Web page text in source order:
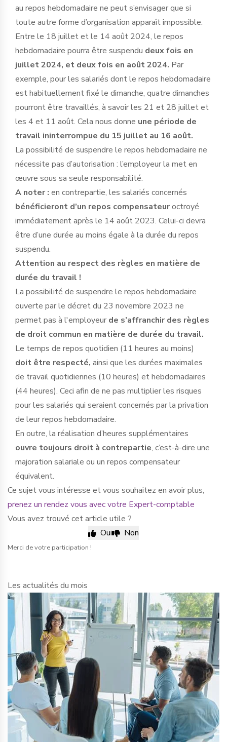
au repos hebdomadaire ne peut s’envisager que si
toute autre forme d’organisation apparaît impossible.
Entre le 18 juillet et le 14 août 2024, le repos
hebdomadaire pourra être suspendu deux fois en
juillet 2024, et deux fois en août 2024. Par
exemple, pour les salariés dont le repos hebdomadaire
est habituellement fixé le dimanche, quatre dimanches
pourront être travaillés, à savoir les 21 et 28 juillet et
les 4 et 11 août. Cela nous donne une période de
travail ininterrompue du 15 juillet au 16 août.
La possibilité de suspendre le repos hebdomadaire ne
nécessite pas d’autorisation : l’employeur la met en
œuvre sous sa seule responsabilité.
A noter : en contrepartie, les salariés concernés
bénéficieront d’un repos compensateuroctroyé
immédiatement après le 14 août 2023. Celui-ci devra
être d’une durée au moins égale à la durée du repos
suspendu.
Attention au respect des règles en matière de
durée du travail !
La possibilité de suspendre le repos hebdomadaire
ouverte par le décret du 23 novembre 2023 ne
permet pas à l'employeur de s’affranchir des règles
de droit commun en matière de durée du travail.
Le temps de repos quotidien (11 heures au moins)
doit être respecté, ainsi que les durées maximales
de travail quotidiennes (10 heures) et hebdomadaires
(44 heures). Ceci afin de ne pas multiplier les risques
pour les salariés qui seraient concernés par la privation
de leur repos hebdomadaire.
En outre, la réalisation d’heures supplémentaires
ouvre toujours droit à contrepartie, c’est-à-dire une
majoration salariale ou un repos compensateur
équivalent.
Ce sujet vous intéresse et vous souhaitez en avoir plus,
prenez un rendez vous avec votre Expert-comptable
Vous avez trouvé cet article utile ?
Oui
Non
Merci de votre participation !
Les actualités du mois